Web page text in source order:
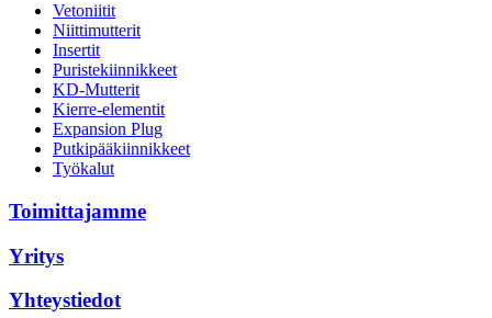
Vetoniitit
Niittimutterit
Insertit
Puristekiinnikkeet
KD-Mutterit
Kierre-elementit
Expansion Plug
Putkipääkiinnikkeet
Työkalut
Toimittajamme
Yritys
Yhteystiedot